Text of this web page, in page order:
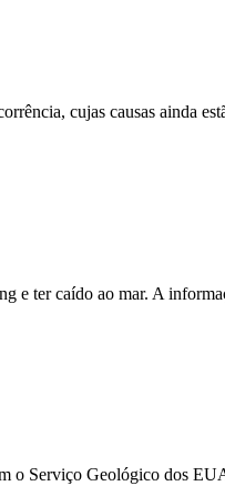
cujas causas ainda
ter caído ao mar. A
o Serviço Geológico dos